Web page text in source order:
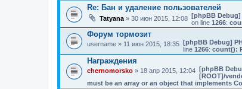
Re: Бан и удаление пользователей
Tatyana » 30 июн 2015, 12:08 [phpBB Debug]
on line 1266:
Форум тормозит
username » 11 июн 2015, 18:35 [phpBB Debug]
line 1266: count():
Награждения
chernomorsko » 18 апр 2015, 12:04 [phpBB
[ROOT]/
must be an array or an object that implements